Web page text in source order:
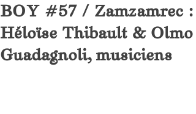
BOY #57 / Zamzamrec :
Héloïse Thibault & Olmo
Guadagnoli, musiciens